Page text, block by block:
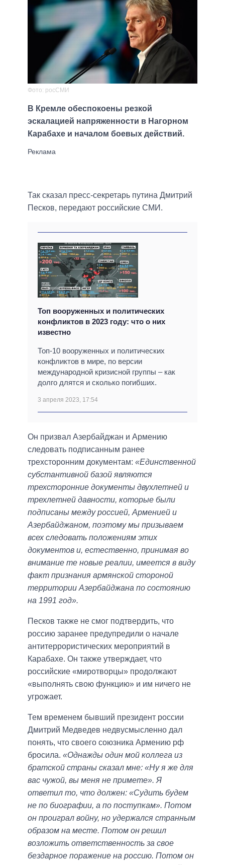
Фото: росСМИ
В Кремле обеспокоены резкой
эскалацией напряженности в Нагорном
Карабахе и началом боевых действий.
Так сказал пресс-секретарь путина Дмитрий
Песков, передают российские СМИ.
Топ вооруженных и политических
конфликтов в 2023 году: что о них
известно
Топ-10 вооруженных и политических
конфликтов в мире, по версии
международной кризисной группы – как
долго длятся и сколько погибших.
3 апреля 2023, 17:54
Он призвал Азербайджан и Армению
следовать подписанным ранее
трехсторонним документам: «Единственной
субстантивной базой являются
трехсторонние документы двухлетней и
трехлетней давности, которые были
подписаны между россией, Арменией и
Азербайджаном, поэтому мы призываем
всех следовать положениям этих
документов и, естественно, принимая во
внимание те новые реалии, имеется в виду
факт признания армянской стороной
территории Азербайджана по состоянию
на 1991 год».
Песков также не смог подтвердить, что
россию заранее предупредили о начале
антитеррористических мероприятий в
Карабахе. Он также утверждает, что
российские «миротворцы» продолжают
«выполнять свою функцию» и им ничего не
угрожает.
Тем временем бывший президент россии
Дмитрий Медведев недвусмысленно дал
понять, что своего союзника Армению рф
бросила. «Однажды один мой коллега из
братской страны сказал мне: «Ну я же для
вас чужой, вы меня не примете». Я
ответил то, что должен: «Судить будем
не по биографии, а по поступкам». Потом
он проиграл войну, но удержался странным
образом на месте. Потом он решил
возложить ответственность за свое
бездарное поражение на россию. Потом он